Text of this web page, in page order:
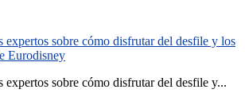
expertos sobre cómo disfrutar del desfile y los
Eurodisney
expertos sobre cómo disfrutar del desfile y...